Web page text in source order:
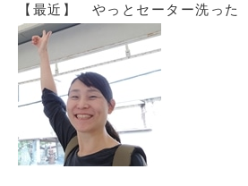
【最近】 やっとセーター洗った